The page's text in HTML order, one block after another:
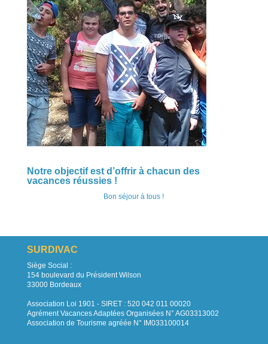
Notre objectif est d’offrir à chacun des
vacances réussies !
Bon séjour à tous !
SURDIVAC
Siège Social :
154 boulevard du Président Wilson
33000 Bordeaux
Association Loi 1901 - SIRET : 520 042 011 00020
Agrément Vacances Adaptées Organisées N° AG03313002
Association de Tourisme agréée N° IM033100014